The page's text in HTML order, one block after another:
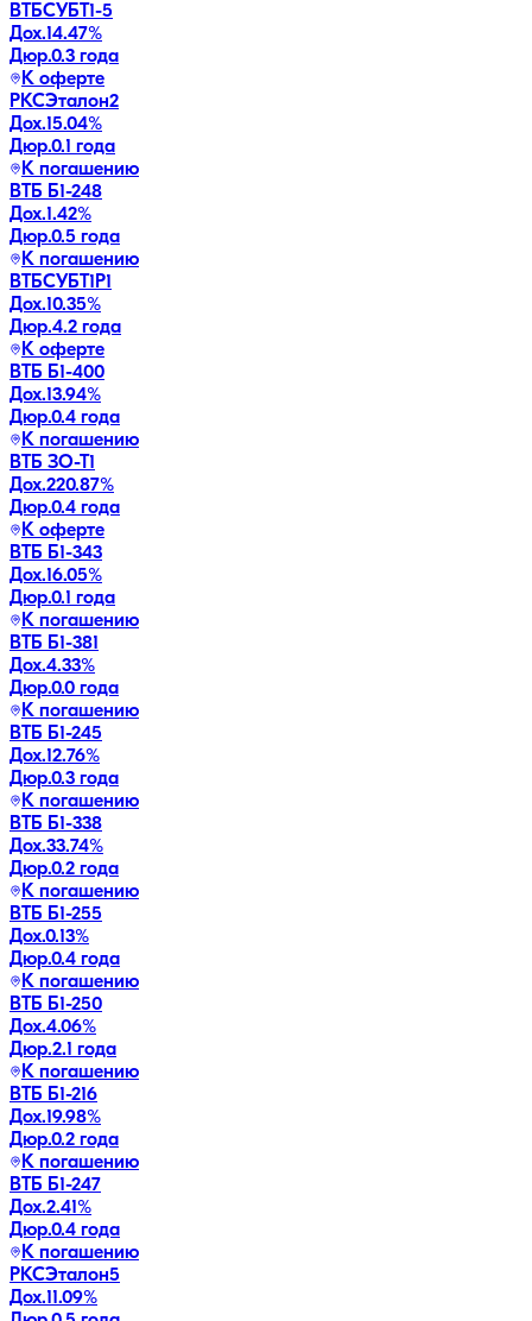
ВТБСУБТ1-5
Дох.14.47%
Дюр.0.3 года
К оферте
РКСЭталон2
Дох.15.04%
Дюр.0.1 года
К погашению
ВТБ Б1-248
Дох.1.42%
Дюр.0.5 года
К погашению
ВТБСУБТ1Р1
Дох.10.35%
Дюр.4.2 года
К оферте
ВТБ Б1-400
Дох.13.94%
Дюр.0.4 года
К погашению
ВТБ ЗО-Т1
Дох.220.87%
Дюр.0.4 года
К оферте
ВТБ Б1-343
Дох.16.05%
Дюр.0.1 года
К погашению
ВТБ Б1-381
Дох.4.33%
Дюр.0.0 года
К погашению
ВТБ Б1-245
Дох.12.76%
Дюр.0.3 года
К погашению
ВТБ Б1-338
Дох.33.74%
Дюр.0.2 года
К погашению
ВТБ Б1-255
Дох.0.13%
Дюр.0.4 года
К погашению
ВТБ Б1-250
Дох.4.06%
Дюр.2.1 года
К погашению
ВТБ Б1-216
Дох.19.98%
Дюр.0.2 года
К погашению
ВТБ Б1-247
Дох.2.41%
Дюр.0.4 года
К погашению
РКСЭталон5
Дох.11.09%